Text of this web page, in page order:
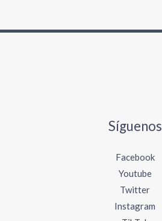
Síguenos
Facebook
Youtube
Twitter
Instagram